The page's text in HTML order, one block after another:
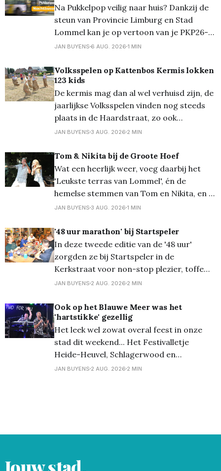
Na Pukkelpop veilig naar huis? Dankzij de
steun van Provincie Limburg en Stad
Lommel kan je op vertoon van je PKP26-
polsbandje gratis gebruik maken van de
vertrekken aan een speciale halte bij het
festivalterrein in Kiewit na afloop van de
festivaldag: Nacht van
JAN BUYENS 6 AUG. 2026 1 MIN
Volksspelen op Kattenbos Kermis lokken
123 kids
De kermis mag dan al wel verhuisd zijn, de
jaarlijkse Volksspelen vinden nog steeds
plaats in de Haardstraat, zo ook
vanmiddag. Onder een loden zon kwamen
opdagen voor deze jaarlijkse leuke
traditie. Van zaklopen tot paalklimmen en
véél meer, de pret kon niet
JAN BUYENS 3 AUG. 2026 2 MIN
Tom & Nikita bij de Groote Hoef
Wat een heerlijk weer, voeg daarbij het
'Leukste terras van Lommel', én de
hemelse stemmen van Tom en Nikita, en je
krijgt een topnamiddag! En zo was het
Hoef heerlijk vertoeven... Meer foto's op
Flickr
JAN BUYENS 3 AUG. 2026 1 MIN
'48 uur marathon' bij Startspeler
In deze tweede editie van de '48 uur'
zorgden ze bij Startspeler in de
Kerkstraat voor non-stop plezier, toffe
momenten en pure entertainment. Denk
bordspellen of trading card games; een
potje poker; videogames; painting en veel
meer. De mogelijkheden waren talrijk en
JAN BUYENS 2 AUG. 2026 2 MIN
Ook op het Blauwe Meer was het
'hartstikke' gezellig
Het leek wel zowat overal feest in onze
stad dit weekend... Het Festivalletje
Heide-Heuvel, Schlagerwood en
Rockwood, en op het Blauwe Meer wilden
JAN BUYENS 2 AUG. 2026 2 MIN